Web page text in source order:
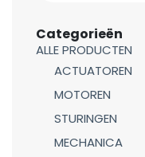
Categorieën
ALLE PRODUCTEN
ACTUATOREN
MOTOREN
STURINGEN
MECHANICA